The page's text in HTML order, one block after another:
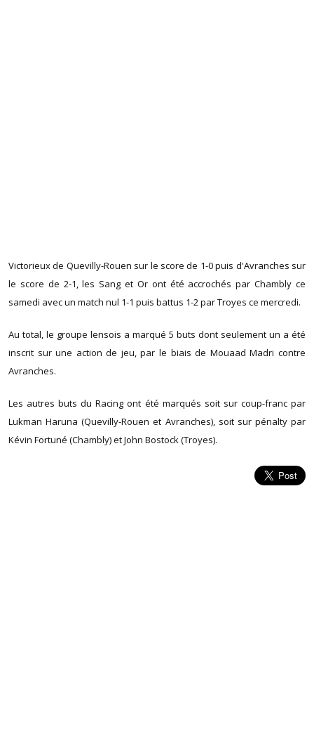
Victorieux de Quevilly-Rouen sur le score de 1-0 puis d'Avranches sur
le score de 2-1, les Sang et Or ont été accrochés par Chambly ce
samedi avec un match nul 1-1 puis battus 1-2 par Troyes ce mercredi.
Au total, le groupe lensois a marqué 5 buts dont seulement un a été
inscrit sur une action de jeu, par le biais de Mouaad Madri contre
Avranches.
Les autres buts du Racing ont été marqués soit sur coup-franc par
Lukman Haruna (Quevilly-Rouen et Avranches), soit sur pénalty par
Kévin Fortuné (Chambly) et John Bostock (Troyes).